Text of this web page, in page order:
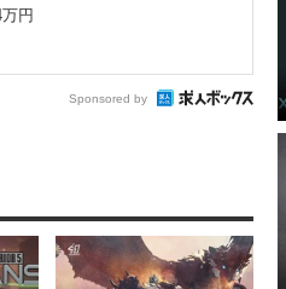
円
Sponsored by